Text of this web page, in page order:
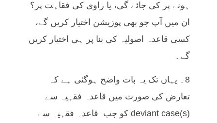
ہونے پر کی جائے گی، یا راوی کی فقاہت پر؟
ان میں آپ جو بھی پوزیشن اختیار کریں گے،
کسی قاعدہ اصولیہ کی بنا پر ہی اختیار کریں
گے۔
8۔ یہاں تک یہ بات واضح ہوگئی ہے کہ
تعارض کی صورت میں قاعدہ فقہیہ سے
deviant case(s) کو جب قاعدہ فقہیہ سے